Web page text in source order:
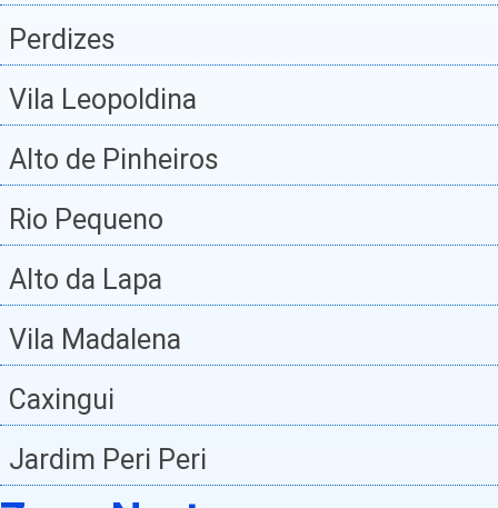
Perdizes
Vila Leopoldina
Alto de Pinheiros
Rio Pequeno
Alto da Lapa
Vila Madalena
Caxingui
Jardim Peri Peri